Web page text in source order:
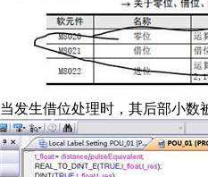
当发生借位处理时，其后部小数